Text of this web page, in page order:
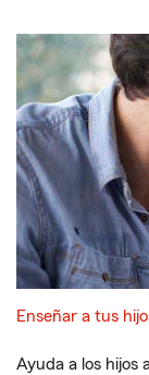
Enseñar a tus
Ayuda a los hijos